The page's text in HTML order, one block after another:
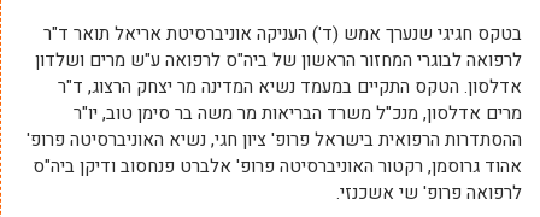
בטקס חגיגי שנערך אמש (ד') העניקה אוניברסיטת אריאל תואר ד"ר
לרפואה לבוגרי המחזור הראשון של ביה"ס לרפואה ע"ש מרים ושלדון
אדלסון. הטקס התקיים במעמד נשיא המדינה מר יצחק הרצוג, ד"ר
מרים אדלסון, מנכ"ל משרד הבריאות מר משה בר סימן טוב, יו"ר
ההסתדרות הרפואית בישראל פרופ' ציון חגי, נשיא האוניברסיטה פרופ'
אהוד גרוסמן, רקטור האוניברסיטה פרופ' אלברט פנחסוב ודיקן ביה"ס
לרפואה פרופ' שי אשכנזי.